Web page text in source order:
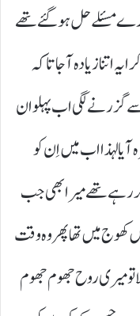
مسئلے حل ہو گئے تھے
اتنا زیادہ آجاتا کہ
گزر نے لگی اب پہلوان
لہذا اب میں اِن کو
رہے تھے میرا بھی جب
کھوج میں تھا پھر وہ وقت
تو میری روح جھوم جھوم